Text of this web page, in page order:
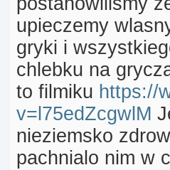
upieczemy
gryki i
chlebku na
to filmiku https://
v=l75edZcgwlM
nieziemsko
pachnialo nim w